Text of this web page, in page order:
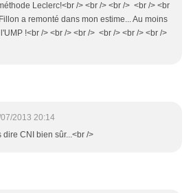
Leclerc!<br /> <br /> <br /> <br /> <br
a remonté dans mon estime... Au moins
!<br /> <br /> <br /> <br /> <br /> <br />
07/2013 20:14
dire CNI bien sûr...<br />